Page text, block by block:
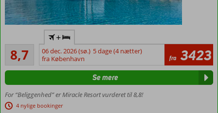
Populært
kvalitetshotel
i Lara
Ved
sandstrand
privat
område
8,7Alletiders
744
anmeldelser
+
06 dec. 2026 (sø.) 5 dage (4 nætter)
fra København
fra 3423
For “Beliggenhed” er Miracle Resort vurderet til 8,8!
4 nylige bookinger
Se mere